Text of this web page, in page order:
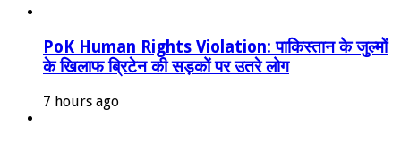
PoK Human Rights Violation: पाकिस्तान के जुल्मों
के खिलाफ ब्रिटेन की सड़कों पर उतरे लोग
7 hours ago